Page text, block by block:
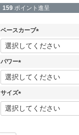
159 ポイント進呈
ベースカーブ
(
必
パワー
(
必
須
サイズ
(
必